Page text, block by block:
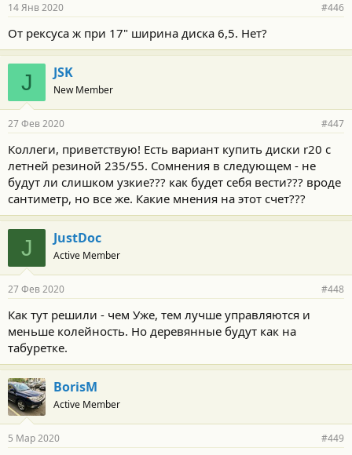
14 Янв 2020 #446
От рексуса ж при 17" ширина диска 6,5. Нет?
J JSK
New Member
27 Фев 2020 #447
Коллеги, приветствую! Есть вариант купить диски r20 с
летней резиной 235/55. Сомнения в следующем - не
будут ли слишком узкие??? как будет себя вести??? вроде
сантиметр, но все же. Какие мнения на этот счет???
J JustDoc
Active Member
27 Фев 2020 #448
Как тут решили - чем Уже, тем лучше управляются и
меньше колейность. Но деревянные будут как на
табуретке.
BorisM
Active Member
5 Мар 2020 #449